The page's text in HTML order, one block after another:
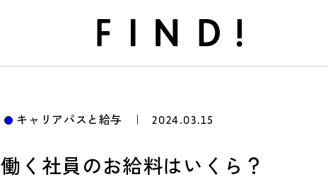
キャリアパスと給与 ｜ 2024.03.15
働く社員のお給料はいくら？